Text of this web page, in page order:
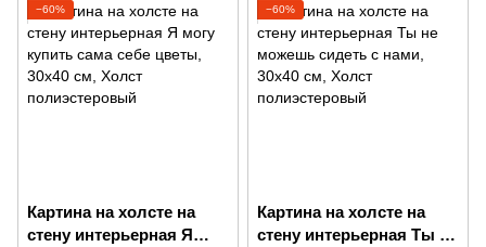
−60%
Картина на холсте на
стену интерьерная Я
−60%
Картина на холсте на
стену интерьерная Ты не